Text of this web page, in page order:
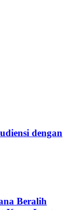
dengan
Beralih